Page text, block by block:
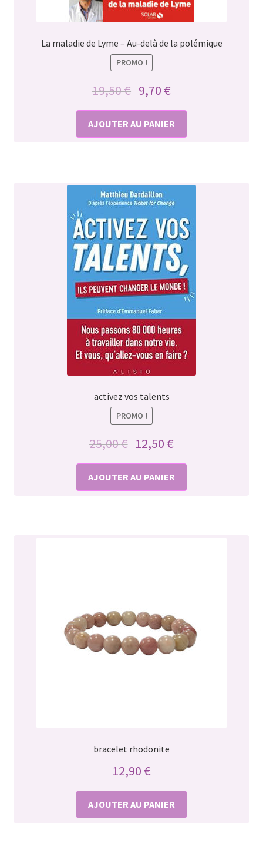
La maladie de Lyme – Au-delà de la polémique
PROMO !
19,50€
Le
prix
était :
9,70 €Le
actuel
est :
AJOUTER AU PANIER
activez vos talents
PROMO !
25,00€ Le
était :
12,50 €
actuel
est :
AJOUTER AU PANIER
bracelet rhodonite
12,90 €
AJOUTER AU PANIER